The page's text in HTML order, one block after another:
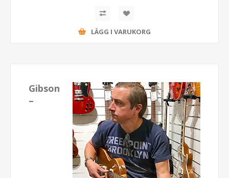
LÄGG I VARUKORG
Gibson
–